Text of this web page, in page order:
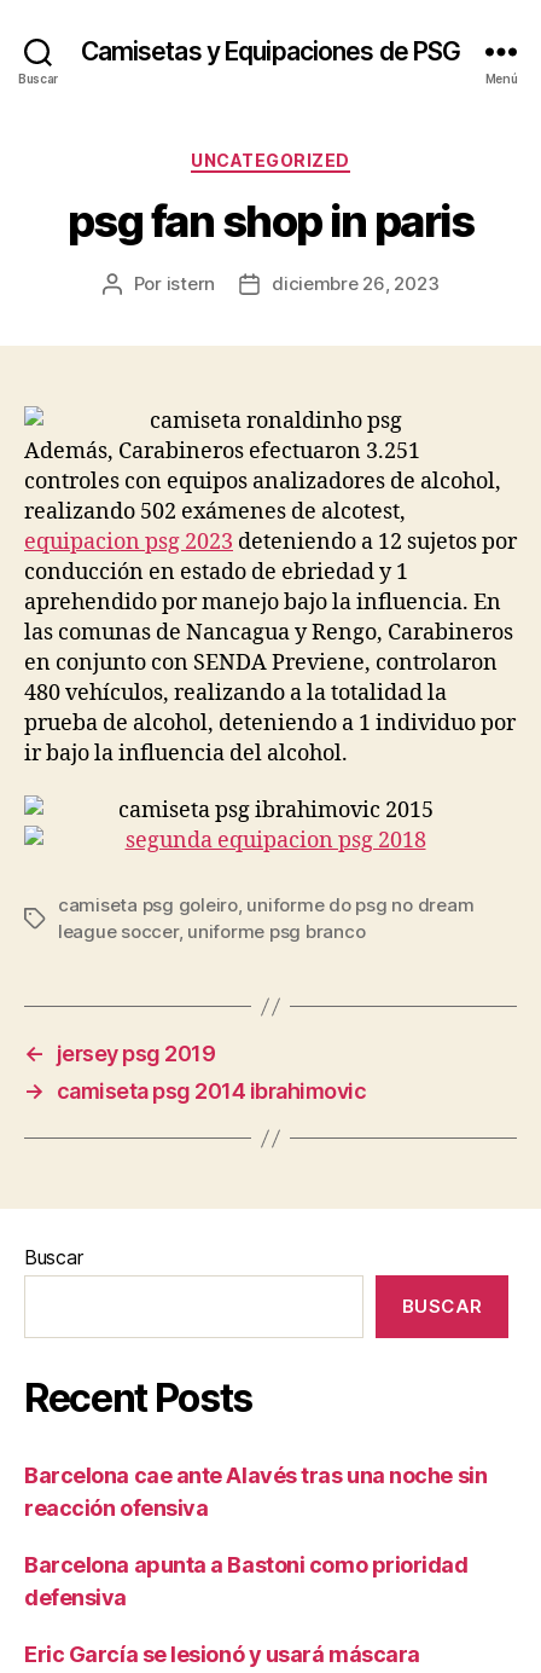
Buscar
Camisetas y Equipaciones de PSG
Menú
Categorías
UNCATEGORIZED
psg fan shop in paris
Autor
Por istern
Fechadiciembre 26, 2023
Además, Carabineros efectuaron 3.251
controles con equipos analizadores de alcohol,
realizando 502 exámenes de alcotest,
equipacion psg 2023 deteniendo a 12 sujetos por
conducción en estado de ebriedad y 1
aprehendido por manejo bajo la influencia. En
las comunas de Nancagua y Rengo, Carabineros
en conjunto con SENDA Previene, controlaron
480 vehículos, realizando a la totalidad la
prueba de alcohol, deteniendo a 1 individuo por
ir bajo la influencia del alcohol.
Etiquetas
camiseta psg goleiro, uniforme do psg no dream
league soccer, uniforme psg branco
←
jersey psg 2019
→
camiseta psg 2014 ibrahimovic
Buscar
BUSCAR
Recent Posts
Barcelona cae ante Alavés tras una noche sin
reacción ofensiva
Barcelona apunta a Bastoni como prioridad
defensiva
Eric García se lesionó y usará máscara